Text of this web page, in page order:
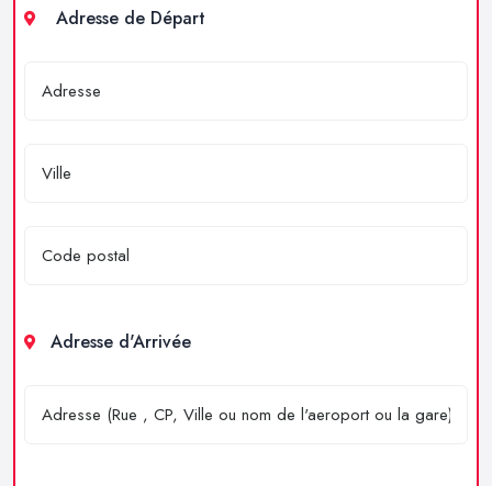
Adresse de Départ
Adresse d'Arrivée